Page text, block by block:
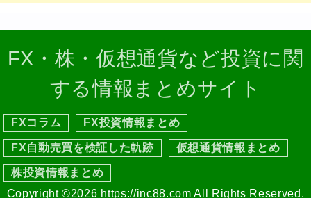
FX・株・仮想通貨など投資に関
する情報まとめサイト
FXコラム FX投資情報まとめ
FX自動売買を検証した軌跡 仮想通貨情報まとめ
株投資情報まとめ
Copyright ©2026 https://inc88.com All Rights Reserved.